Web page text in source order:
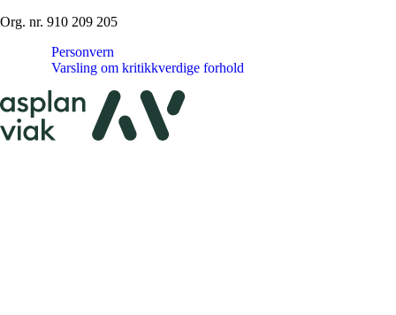
Org. nr. 910 209 205
Personvern
Varsling om kritikkverdige forhold